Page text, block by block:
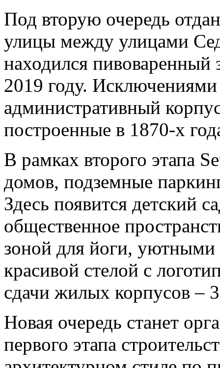
Под вторую очередь
улицы между улицами
находился пивоваренный
2019 году.
административный
построенные в 1870-х
В рамках второго этапа
домов, подземные
Здесь появится детский
общественное
зоной для йоги, уютными
красивой стелой с
сдачи жилых корпусов –
Новая очередь станет
первого этапа